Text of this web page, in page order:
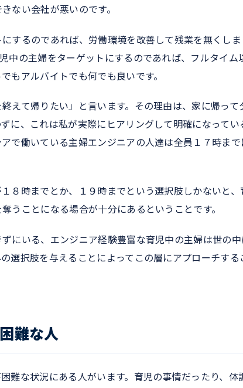
ない会社が悪いのです。
するのであれば、労働環境を改善して残業を無くしま
中の主婦をターゲットにするのであれば、フルタイム
もアルバイトでも何でも良いです。
えて帰りたい」と言います。その理由は、家に帰って
に、これは私が実際にヒアリングして明確になってい
で働いている主婦エンジニアの人達は全員１７時まで
８時までとか、１９時までという選択肢しかないと、
うことになる場合が十分にあるということです。
にいる、エンジニア経験豊富な育児中の主婦は世の中
選択肢を与えることによってこの層にアプローチする
難な人
難な状況にある人がいます。育児の事情だったり、体